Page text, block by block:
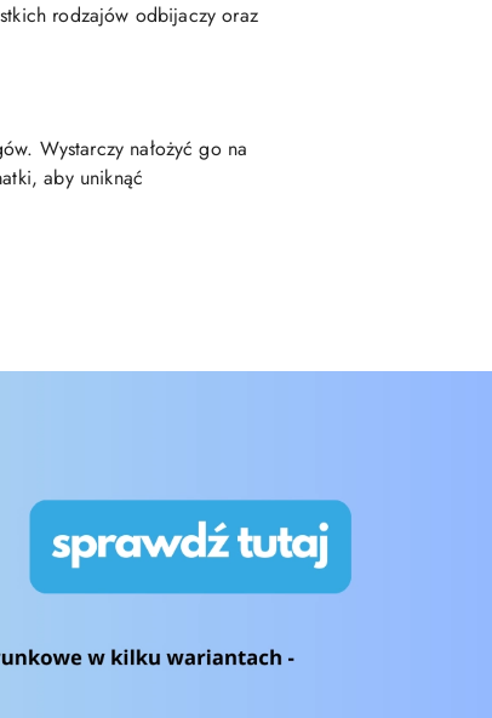
rodzajów odbijaczy oraz
Wystarczy nałożyć go na
aby uniknąć